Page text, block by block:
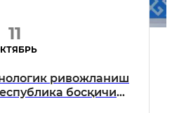
11
ривожланиш
босқичи